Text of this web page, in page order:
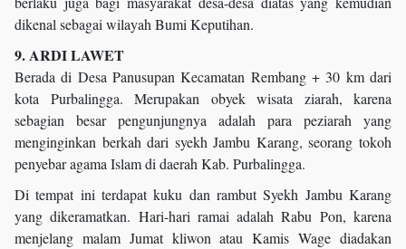
dikenal sebagai wilayah Bumi Keputihan.
9. ARDI LAWET
Berada di Desa Panusupan Kecamatan Rembang + 30 km dari
kota Purbalingga. Merupakan obyek wisata ziarah, karena
sebagian besar pengunjungnya adalah para peziarah yang
menginginkan berkah dari syekh Jambu Karang, seorang tokoh
penyebar agama Islam di daerah Kab. Purbalingga.
Di tempat ini terdapat kuku dan rambut Syekh Jambu Karang
yang dikeramatkan. Hari-hari ramai adalah Rabu Pon, karena
menjelang malam Jumat kliwon atau Kamis Wage diadakan